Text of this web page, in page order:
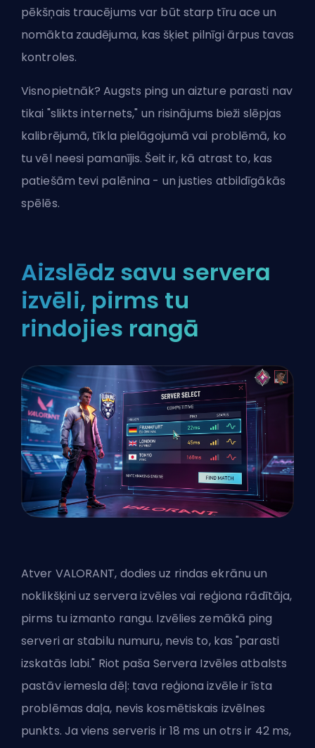
pēkšņais traucējums var būt starp tīru ace un
nomākta zaudējuma, kas šķiet pilnīgi ārpus tavas
kontroles.
Visnopietnāk? Augsts ping un aizture parasti nav
tikai "slikts internets," un risinājums bieži slēpjas
kalibrējumā, tīkla pielāgojumā vai problēmā, ko
tu vēl neesi pamanījis. Šeit ir, kā atrast to, kas
patiešām tevi palēnina - un justies atbildīgākās
spēlēs.
Aizslēdz savu servera
izvēli, pirms tu
rindojies rangā
Atver VALORANT, dodies uz rindas ekrānu un
noklikšķini uz servera izvēles vai reģiona rādītāja,
pirms tu izmanto rangu. Izvēlies zemākā ping
serveri ar stabilu numuru, nevis to, kas "parasti
izskatās labi." Riot paša Servera Izvēles atbalsts
pastāv iemesla dēļ: tava reģiona izvēle ir īsta
problēmas daļa, nevis kosmētiskais izvēlnes
punkts. Ja viens serveris ir 18 ms un otrs ir 42 ms,